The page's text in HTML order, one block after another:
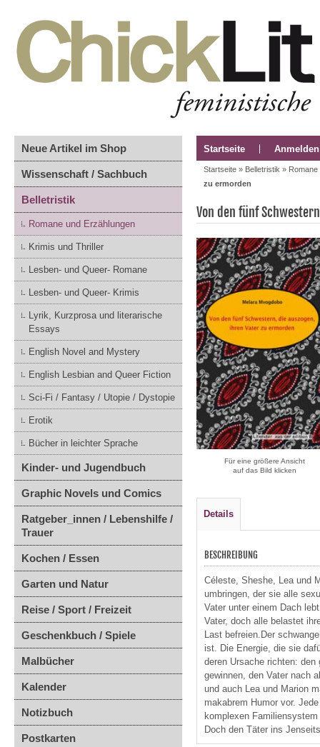
Neue Artikel im Shop
Wissenschaft / Sachbuch
Belletristik
Romane und Erzählungen
Krimis und Thriller
Lesben- und Queer- Romane
Lesben- und Queer- Krimis
Lyrik, Kurzprosa und literarische
Essays
English Novel and Mystery
English Lesbian and Queer Fiction
Sci-Fi / Fantasy / Utopie / Dystopie
Erotik
Bücher in leichter Sprache
Kinder- und Jugendbuch
Graphic Novels und Comics
Ratgeber_innen / Lebenshilfe /
Trauer
Kochen / Essen
Garten und Natur
Reise / Sport / Freizeit
Geschenkbuch / Spiele
Malbücher
Kalender
Notizbuch
Postkarten
Startseite Anmelden
Startseite » Belletristik »
zu ermorden
Von den fünf
Für eine größere Ansicht
auf das Bild klicken
Details
BESCHREIBUNG
Céleste, Sheshe, Lea und
umbringen, der sie alle
Vater unter einem Dach
Vater, doch alle belastet
Last befreien.Der
ist. Die Energie, die sie
deren Ursache richten:
gewinnen, den Vater nach
und auch Lea und Marion
makabrem Humor vor.
komplexen
Doch den Täter ins